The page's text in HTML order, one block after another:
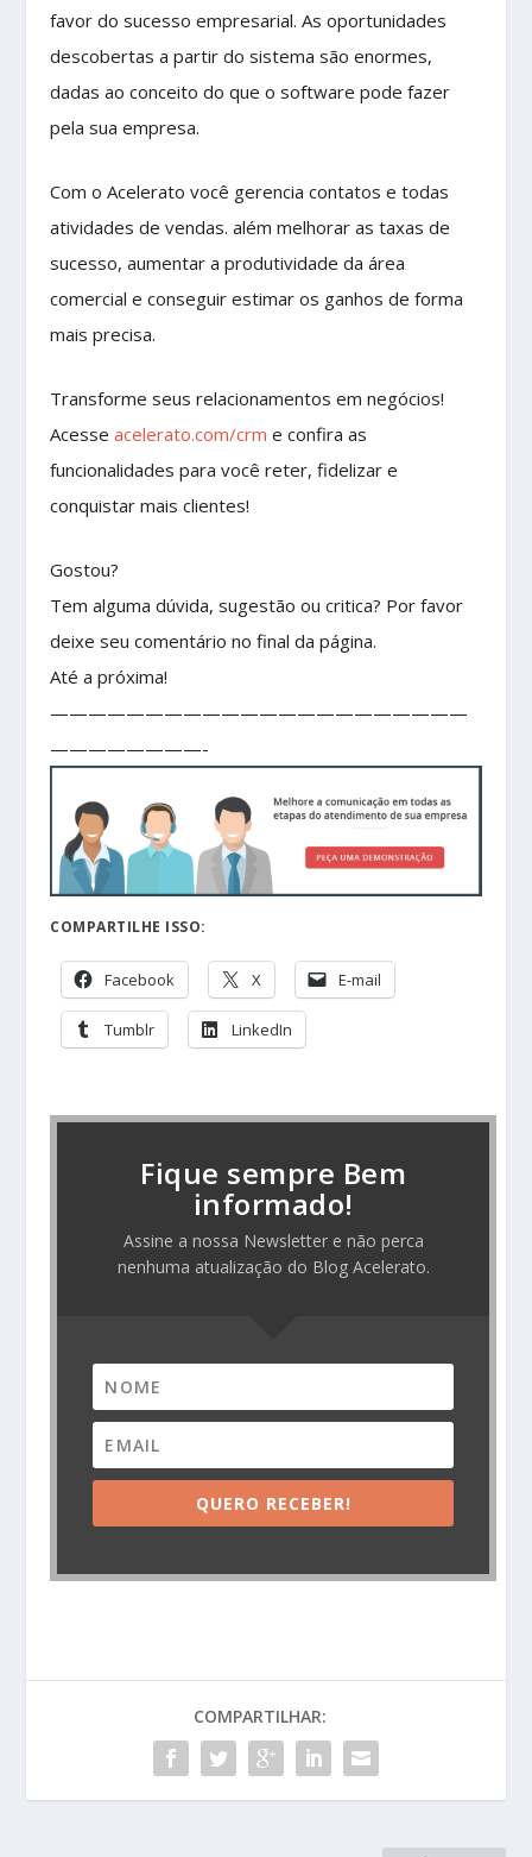
favor do sucesso empresarial. As oportunidades
descobertas a partir do sistema são enormes,
dadas ao conceito do que o software pode fazer
pela sua empresa.
Com o Acelerato você gerencia contatos e todas
atividades de vendas. além melhorar as taxas de
sucesso, aumentar a produtividade da área
comercial e conseguir estimar os ganhos de forma
mais precisa.
Transforme seus relacionamentos em negócios!
Acesseacelerato.com/crm e confira as
funcionalidades para você reter, fidelizar e
conquistar mais clientes!
Gostou?
Tem alguma dúvida, sugestão ou critica? Por favor
deixe seu comentário no final da página.
Até a próxima!
——————————————————————
————————-
COMPARTILHE ISSO:
Facebook X E-mail
Tumblr LinkedIn
Fique sempre Bem
informado!
Assine a nossa Newsletter e não perca
nenhuma atualização do Blog Acelerato.
QUERO RECEBER!
COMPARTILHAR: